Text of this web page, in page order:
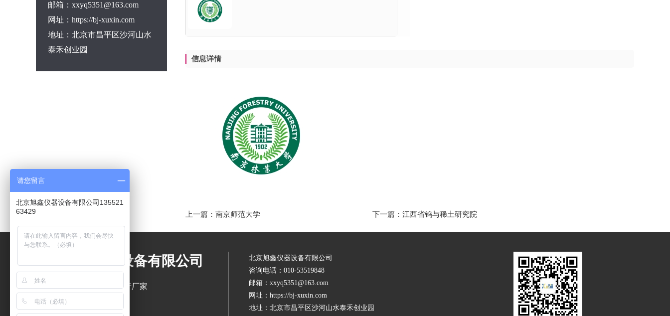
邮箱：xxyq5351@163.com
网址：https://bj-xuxin.com
地址：北京市昌平区沙河山水
泰禾创业园
信息详情
上一篇： 南京师范大学 下一篇： 江西省钨与稀土研究院
北京旭鑫仪器设备有限公司
石油产品分析仪器专业生产厂家
北京旭鑫仪器设备有限公司
咨询电话：010-53519848
邮箱：xxyq5351@163.com
网址：https://bj-xuxin.com
地址：北京市昌平区沙河山水泰禾创业园
请您留言
北京旭鑫仪器设备有限公司135521
63429